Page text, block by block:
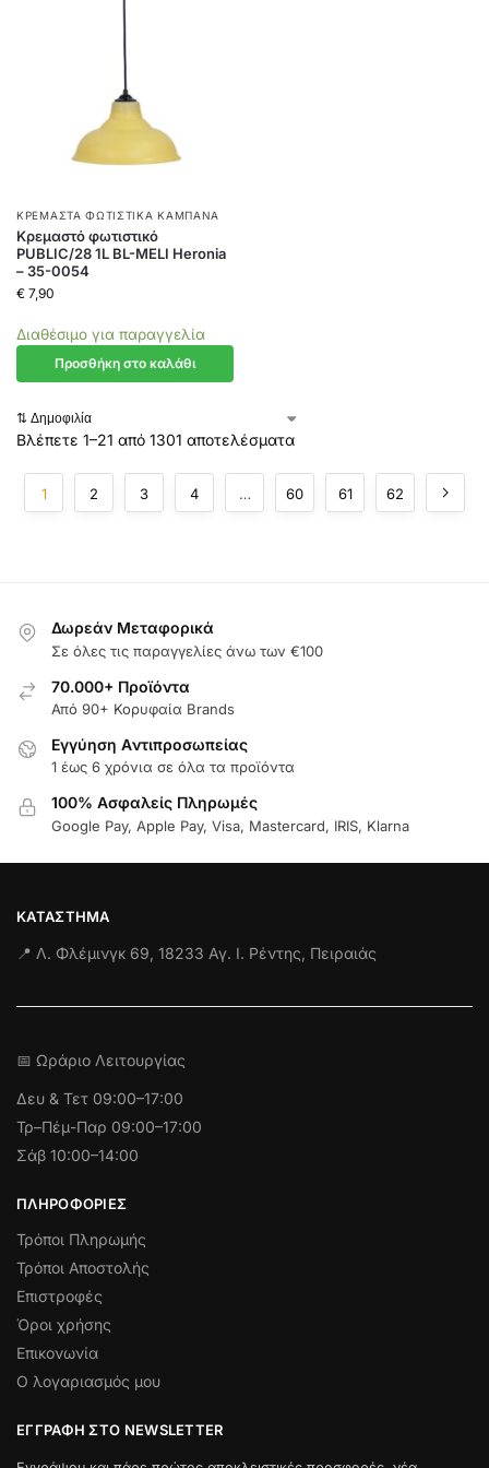
ΚΡΕΜΑΣΤΆ ΦΩΤΙΣΤΙΚΆ ΚΑΜΠΆΝΑ
Κρεμαστό φωτιστικό
PUBLIC/28 1L BL-MELI Heronia
– 35-0054
€ 7,90
Διαθέσιμο για παραγγελία
Προσθήκη στο καλάθι
Βλέπετε 1–21 από 1301 αποτελέσματα
1 2 3 4 … 60 61 62
Δωρεάν Μεταφορικά
Σε όλες τις παραγγελίες άνω των €100
70.000+ Προϊόντα
Από 90+ Κορυφαία Brands
Εγγύηση Aντιπροσωπείας
1 έως 6 χρόνια σε όλα τα προϊόντα
100% Ασφαλείς Πληρωμές
Google Pay, Apple Pay, Visa, Mastercard, IRIS, Klarna
ΚΑΤΆΣΤΗΜΑ
📍 Λ. Φλέμινγκ 69, 18233 Αγ. Ι. Ρέντης, Πειραιάς
📅 Ωράριο Λειτουργίας
Δευ & Τετ 09:00–17:00
Τρ–Πέμ-Παρ 09:00–17:00
Σάβ 10:00–14:00
ΠΛΗΡΟΦΟΡΊΕΣ
Τρόποι Πληρωμής
Τρόποι Αποστολής
Επιστροφές
Όροι χρήσης
Επικονωνία
Ο λογαριασμός μου
ΕΓΓΡΑΦΉ ΣΤΟ NEWSLETTER